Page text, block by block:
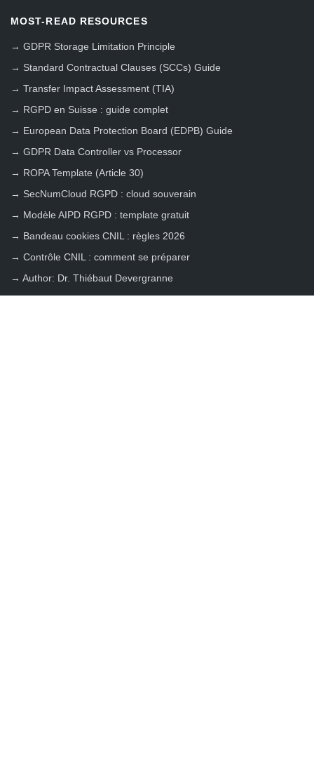
MOST-READ RESOURCES
→ GDPR Storage Limitation Principle
→ Standard Contractual Clauses (SCCs) Guide
→ Transfer Impact Assessment (TIA)
→ RGPD en Suisse : guide complet
→ European Data Protection Board (EDPB) Guide
→ GDPR Data Controller vs Processor
→ ROPA Template (Article 30)
→ SecNumCloud RGPD : cloud souverain
→ Modèle AIPD RGPD : template gratuit
→ Bandeau cookies CNIL : règles 2026
→ Contrôle CNIL : comment se préparer
→ Author: Dr. Thiébaut Devergranne